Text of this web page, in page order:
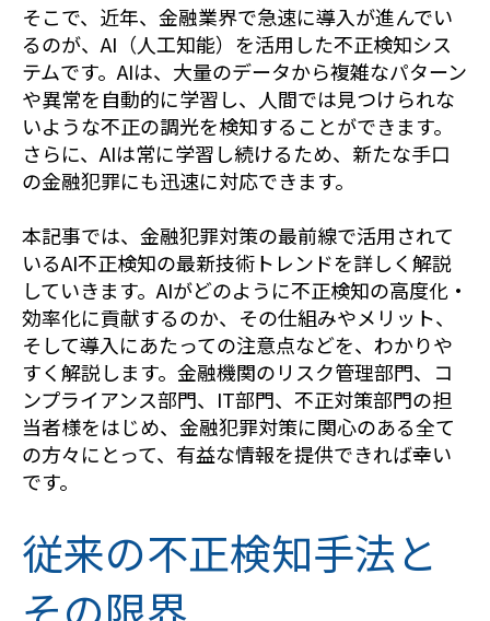
そこで、近年、金融業界で急速に導入が進んでい
るのが、AI（人工知能）を活用した不正検知シス
テムです。AIは、大量のデータから複雑なパターン
や異常を自動的に学習し、人間では見つけられな
いような不正の調光を検知することができます。
さらに、AIは常に学習し続けるため、新たな手口
の金融犯罪にも迅速に対応できます。
本記事では、金融犯罪対策の最前線で活用されて
いるAI不正検知の最新技術トレンドを詳しく解説
していきます。AIがどのように不正検知の高度化・
効率化に貢献するのか、その仕組みやメリット、
そして導入にあたっての注意点などを、わかりや
すく解説します。金融機関のリスク管理部門、コ
ンプライアンス部門、IT部門、不正対策部門の担
当者様をはじめ、金融犯罪対策に関心のある全て
の方々にとって、有益な情報を提供できれば幸い
です。
従来の不正検知手法と